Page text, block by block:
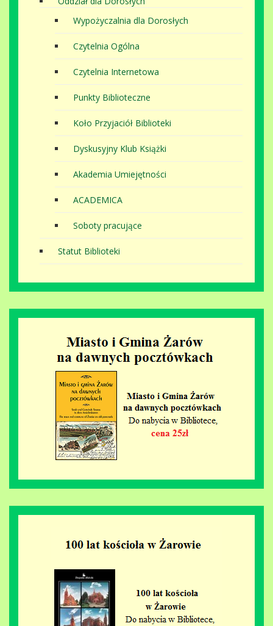
Wypożyczalnia dla Dorosłych
Czytelnia Ogólna
Czytelnia Internetowa
Punkty Biblioteczne
Koło Przyjaciół Biblioteki
Dyskusyjny Klub Książki
Akademia Umiejętności
ACADEMICA
Soboty pracujące
Statut Biblioteki